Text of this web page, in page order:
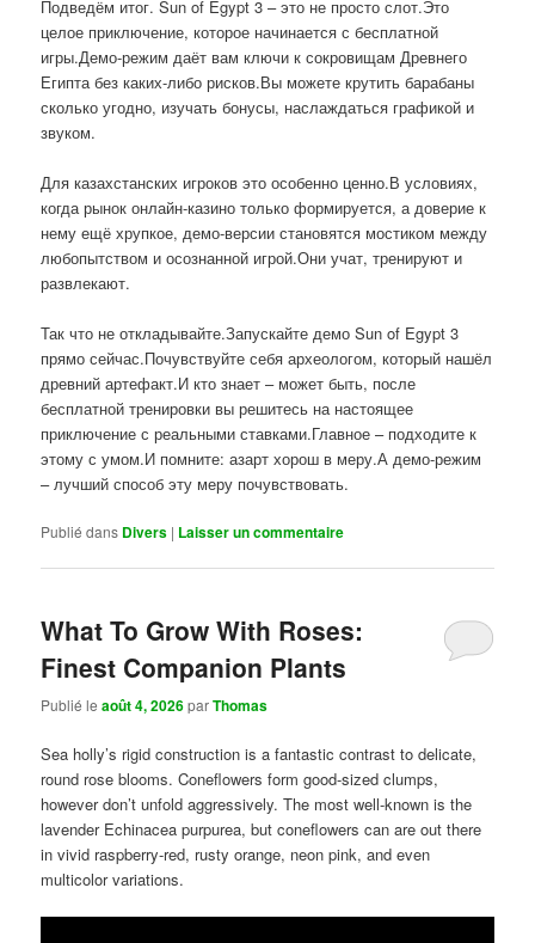
Подведём итог. Sun of Egypt 3 – это не просто слот.Это
целое приключение, которое начинается с бесплатной
игры.Демо-режим даёт вам ключи к сокровищам Древнего
Египта без каких-либо рисков.Вы можете крутить барабаны
сколько угодно, изучать бонусы, наслаждаться графикой и
звуком.
Для казахстанских игроков это особенно ценно.В условиях,
когда рынок онлайн-казино только формируется, а доверие к
нему ещё хрупкое, демо-версии становятся мостиком между
любопытством и осознанной игрой.Они учат, тренируют и
развлекают.
Так что не откладывайте.Запускайте демо Sun of Egypt 3
прямо сейчас.Почувствуйте себя археологом, который нашёл
древний артефакт.И кто знает – может быть, после
бесплатной тренировки вы решитесь на настоящее
приключение с реальными ставками.Главное – подходите к
этому с умом.И помните: азарт хорош в меру.А демо-режим
– лучший способ эту меру почувствовать.
Publié dans Divers | Laisser un commentaire
What To Grow With Roses:
Finest Companion Plants
Publié leaoût 4, 2026parThomas
Sea holly’s rigid construction is a fantastic contrast to delicate,
round rose blooms. Coneflowers form good-sized clumps,
however don’t unfold aggressively. The most well-known is the
lavender Echinacea purpurea, but coneflowers can are out there
in vivid raspberry-red, rusty orange, neon pink, and even
multicolor variations.